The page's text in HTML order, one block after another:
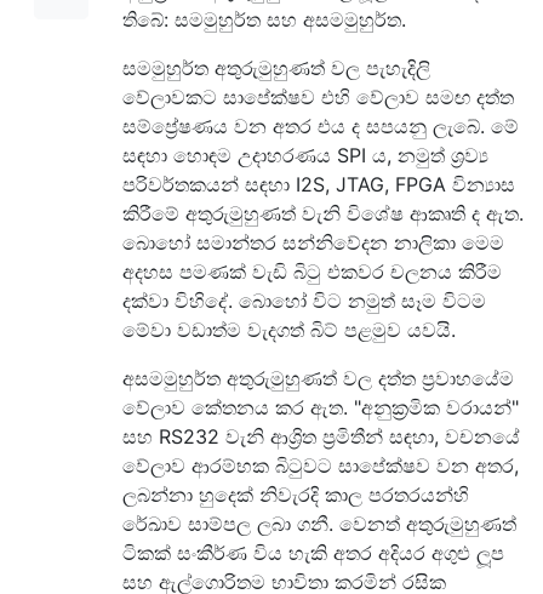
තිබේ: සමමුහුර්ත සහ අසමමුහුර්ත.
සමමුහුර්ත අතුරුමුහුණත් වල පැහැදිලි
වේලාවකට සාපේක්ෂව එහි වේලාව සමඟ දත්ත
සම්ප්‍රේෂණය වන අතර එය ද සපයනු ලැබේ. මේ
සඳහා හොඳම උදාහරණය SPI ය, නමුත් ශ්‍රව්‍ය
පරිවර්තකයන් සඳහා I2S, JTAG, FPGA වින්‍යාස
කිරීමේ අතුරුමුහුණත් වැනි විශේෂ ආකෘති ද ඇත.
බොහෝ සමාන්තර සන්නිවේදන නාලිකා මෙම
අදහස පමණක් වැඩි බිටු එකවර චලනය කිරීම
දක්වා විහිදේ. බොහෝ විට නමුත් සෑම විටම
මේවා වඩාත්ම වැදගත් බිට් පළමුව යවයි.
අසමමුහුර්ත අතුරුමුහුණත් වල දත්ත ප්‍රවාහයේම
වේලාව කේතනය කර ඇත. "අනුක්‍රමික වරායන්"
සහ RS232 වැනි ආශ්‍රිත ප්‍රමිතීන් සඳහා, වචනයේ
වේලාව ආරම්භක බිටුවට සාපේක්ෂව වන අතර,
ලබන්නා හුදෙක් නිවැරදි කාල පරතරයන්හි
රේඛාව සාම්පල ලබා ගනී. වෙනත් අතුරුමුහුණත්
ටිකක් සංකීර්ණ විය හැකි අතර අදියර අගුළු ලූප
සහ ඇල්ගොරිතම භාවිතා කරමින් රසික